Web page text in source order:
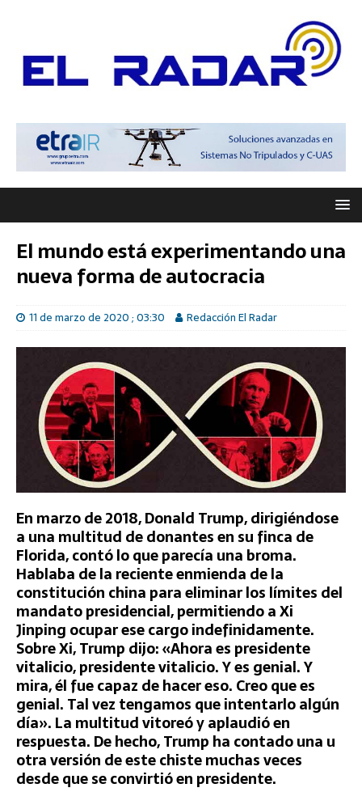
El mundo está experimentando una
nueva forma de autocracia
11 de marzo de 2020 ; 03:30 Redacción El Radar
En marzo de 2018, Donald Trump, dirigiéndose
a una multitud de donantes en su finca de
Florida, contó lo que parecía una broma.
Hablaba de la reciente enmienda de la
constitución china para eliminar los límites del
mandato presidencial, permitiendo a Xi
Jinping ocupar ese cargo indefinidamente.
Sobre Xi, Trump dijo: «Ahora es presidente
vitalicio, presidente vitalicio. Y es genial. Y
mira, él fue capaz de hacer eso. Creo que es
genial. Tal vez tengamos que intentarlo algún
día». La multitud vitoreó y aplaudió en
respuesta. De hecho, Trump ha contado una u
otra versión de este chiste muchas veces
desde que se convirtió en presidente.